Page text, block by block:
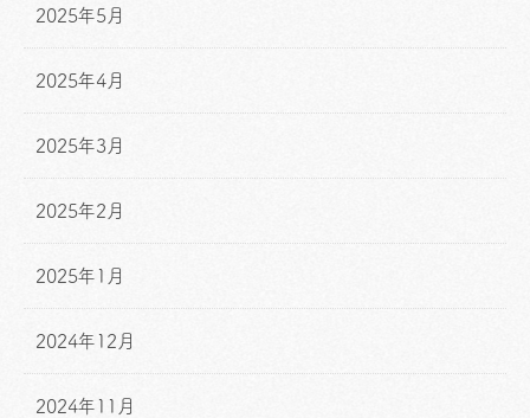
2025年5月
2025年4月
2025年3月
2025年2月
2025年1月
2024年12月
2024年11月